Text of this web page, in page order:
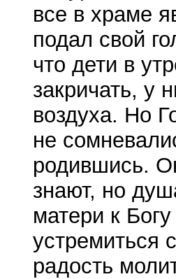
все в храме
подал свой
что дети в
закричать, у
воздуха. Но
не
родившись.
знают, но
матери к
устремиться
радость